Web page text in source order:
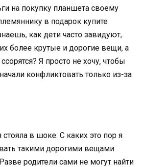
на покупку планшета своему
в подарок купите
как дети часто завидуют,
более крутые и дорогие вещи, а
Я просто не хочу, чтобы
конфликтовать только из-за
в шоке. С каких это пор я
такими дорогими вещами
родители сами не могут найти